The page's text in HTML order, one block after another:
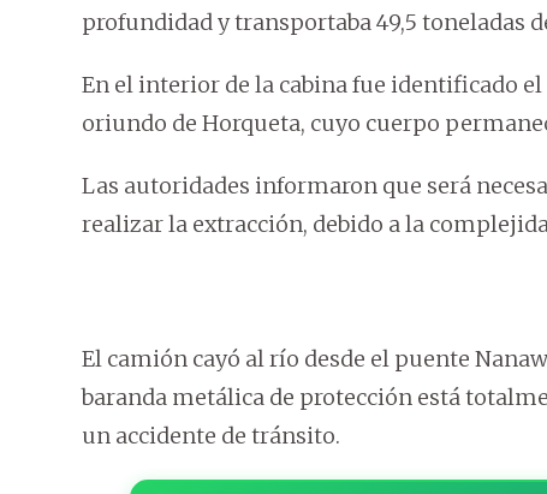
profundidad y transportaba 49,5 toneladas
En el interior de la cabina fue identificado
oriundo de Horqueta, cuyo cuerpo
Las autoridades informaron que será
realizar la extracción, debido a la
El camión cayó al río desde el puente
baranda metálica de protección está
un accidente de tránsito.